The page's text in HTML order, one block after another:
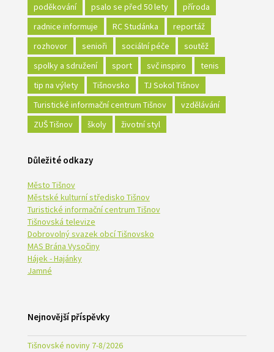
poděkování
psalo se před 50 lety
příroda
radnice informuje
RC Studánka
reportáž
rozhovor
senioři sociální péče
soutěž
spolky a sdružení
sport svč inspiro
tenis
tip na výlety
Tišnovsko
TJ Sokol Tišnov
Turistické informační centrum Tišnov
vzdělávání
ZUŠ Tišnov
školy životní styl
Důležité odkazy
Město Tišnov
Městské kulturní středisko Tišnov
Turistické informační centrum Tišnov
Tišnovská televize
Dobrovolný svazek obcí Tišnovsko
MAS Brána Vysočiny
Hájek - Hajánky
Jamné
Nejnovější příspěvky
Tišnovské noviny 7-8/2026